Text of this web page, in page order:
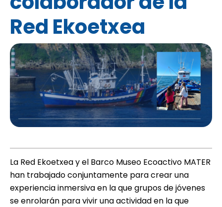
Red Ekoetxea
La Red Ekoetxea y el Barco Museo Ecoactivo MATER
han trabajado conjuntamente para crear una
experiencia inmersiva en la que grupos de jóvenes
se enrolarán para vivir una actividad en la que